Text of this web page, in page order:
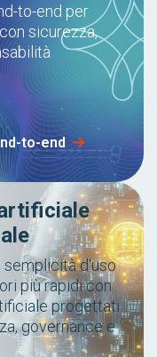
to-end per
sicurezza,
to-end
semplicità d'uso
più rapidi con
progettati
governance e